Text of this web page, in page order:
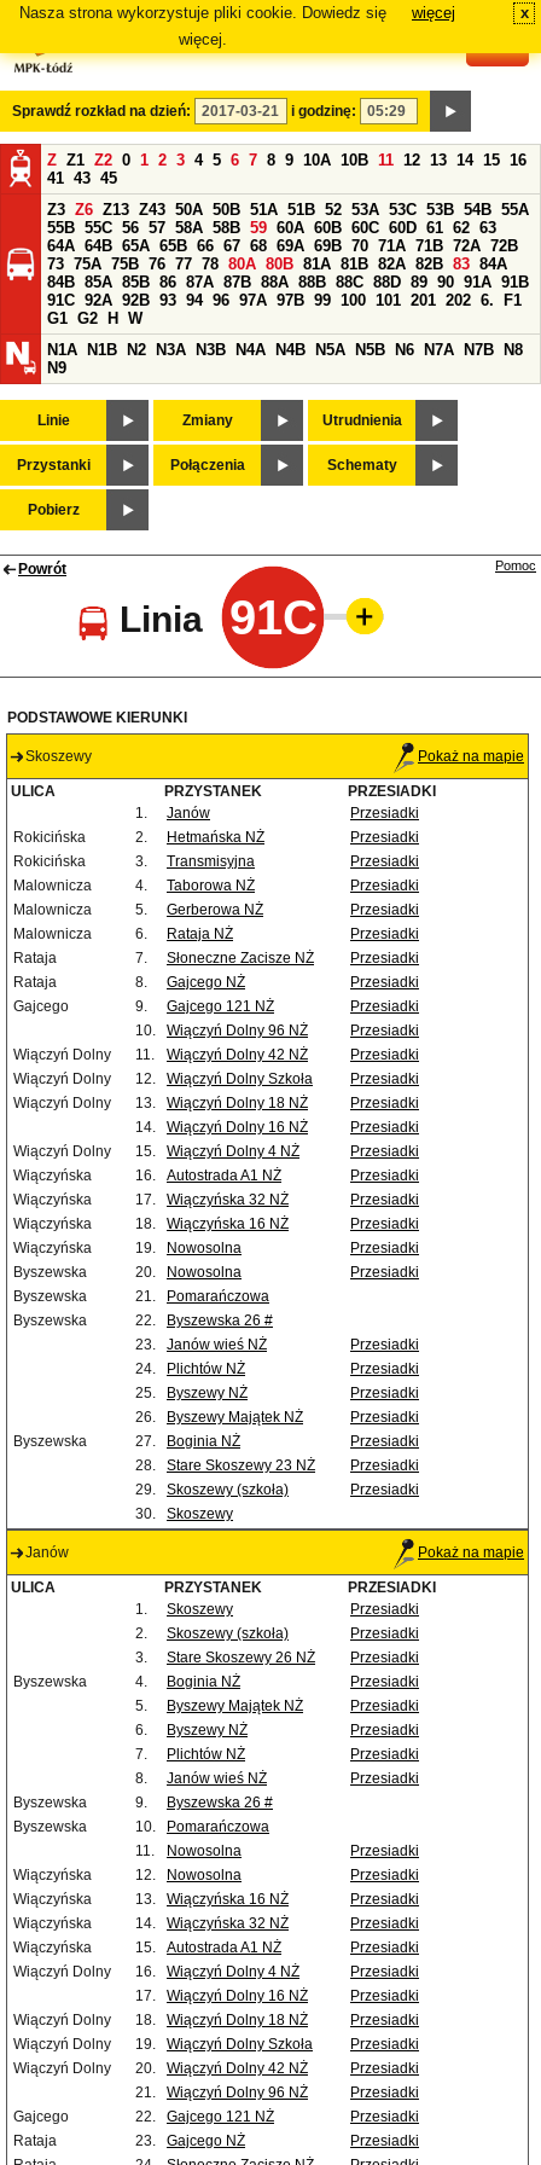
Nasza strona wykorzystuje pliki cookie. Dowiedz się
więcej.
więcej x
Sprawdź rozkład na dzień: i godzinę:
Z Z1 Z2 0 1 2 3 4 5 6 7 8 9 10A 10B 11 12 13 14 15 16
41 43 45
Z3 Z6 Z13 Z43 50A 50B 51A 51B 52 53A 53C 53B 54B 55A
55B 55C 56 57 58A 58B 59 60A 60B 60C 60D 61 62 63
64A 64B 65A 65B 66 67 68 69A 69B 70 71A 71B 72A 72B
73 75A 75B 76 77 78 80A 80B 81A 81B 82A 82B 83 84A
84B 85A 85B 86 87A 87B 88A 88B 88C 88D 89 90 91A 91B
91C 92A 92B 93 94 96 97A 97B 99 100 101 201 202 6.
F1
G1 G2 H
W
N1A
N1B N2 N3A N3B N4A N4B N5A N5B N6 N7A N7B
N8
N9
Linie Zmiany Utrudnienia
Przystanki Połączenia Schematy
Pobierz
Powrót
Linia 91C
Pomoc
PODSTAWOWE KIERUNKI
Skoszewy Pokaż na mapie
ULICA PRZYSTANEK
PRZESIADKI
1.
Janów
Przesiadki
Rokicińska
2. Hetmańska NŻ
Przesiadki
Rokicińska
3. Transmisyjna
Przesiadki
Malownicza
4. Taborowa NŻ
Przesiadki
Malownicza
5. Gerberowa NŻ
Przesiadki
Malownicza
6. Rataja NŻ
Przesiadki
Rataja
7. Słoneczne Zacisze NŻ
Przesiadki
Rataja
8. Gajcego NŻ
Przesiadki
Gajcego
9. Gajcego 121 NŻ
Przesiadki
10.
Wiączyń Dolny 96 NŻ
Przesiadki
Wiączyń Dolny
11. Wiączyń Dolny 42 NŻ
Przesiadki
Wiączyń Dolny
12. Wiączyń Dolny Szkoła
Przesiadki
Wiączyń Dolny
13. Wiączyń Dolny 18 NŻ
Przesiadki
14.
Wiączyń Dolny 16 NŻ
Przesiadki
Wiączyń Dolny
15. Wiączyń Dolny 4 NŻ
Przesiadki
Wiączyńska
16. Autostrada A1 NŻ
Przesiadki
Wiączyńska
17. Wiączyńska 32 NŻ
Przesiadki
Wiączyńska
18. Wiączyńska 16 NŻ
Przesiadki
Wiączyńska
19. Nowosolna
Przesiadki
Byszewska
20. Nowosolna
Przesiadki
Byszewska
21.
Pomarańczowa
Byszewska
22.
Byszewska 26 #
23.
Janów wieś NŻ
Przesiadki
24.
Plichtów NŻ
Przesiadki
25.
Byszewy NŻ
Przesiadki
26.
Byszewy Majątek NŻ
Przesiadki
Byszewska
27. Boginia NŻ
Przesiadki
28.
Stare Skoszewy 23 NŻ
Przesiadki
29.
Skoszewy (szkoła)
Przesiadki
30.
Skoszewy
Janów Pokaż na mapie
ULICA PRZYSTANEK
PRZESIADKI
1.
Skoszewy
Przesiadki
2.
Skoszewy (szkoła)
Przesiadki
3.
Stare Skoszewy 26 NŻ
Przesiadki
Byszewska
4. Boginia NŻ
Przesiadki
5.
Byszewy Majątek NŻ
Przesiadki
6.
Byszewy NŻ
Przesiadki
7.
Plichtów NŻ
Przesiadki
8.
Janów wieś NŻ
Przesiadki
Byszewska
9.
Byszewska 26 #
Byszewska
10.
Pomarańczowa
11.
Nowosolna
Przesiadki
Wiączyńska
12. Nowosolna
Przesiadki
Wiączyńska
13. Wiączyńska 16 NŻ
Przesiadki
Wiączyńska
14. Wiączyńska 32 NŻ
Przesiadki
Wiączyńska
15. Autostrada A1 NŻ
Przesiadki
Wiączyń Dolny
16. Wiączyń Dolny 4 NŻ
Przesiadki
17.
Wiączyń Dolny 16 NŻ
Przesiadki
Wiączyń Dolny
18. Wiączyń Dolny 18 NŻ
Przesiadki
Wiączyń Dolny
19. Wiączyń Dolny Szkoła
Przesiadki
Wiączyń Dolny
20. Wiączyń Dolny 42 NŻ
Przesiadki
21.
Wiączyń Dolny 96 NŻ
Przesiadki
Gajcego
22. Gajcego 121 NŻ
Przesiadki
Rataja
23. Gajcego NŻ
Przesiadki